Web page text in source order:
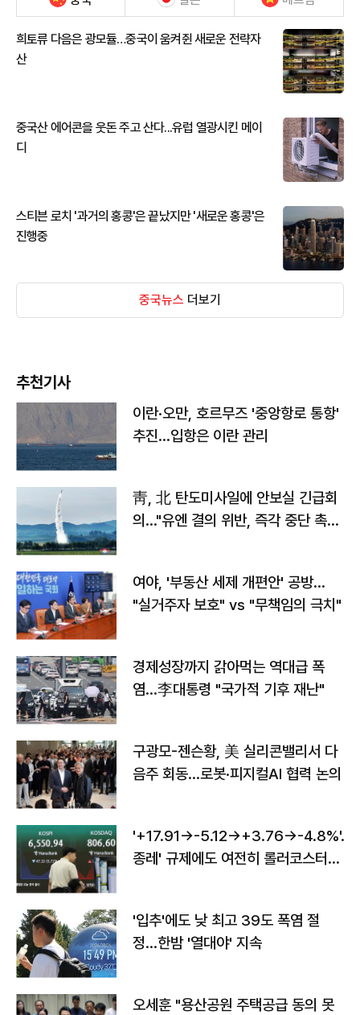
희토류 다음은 광모듈…중국이 움켜쥔 새로운 전략자
산
중국산 에어콘을 웃돈 주고 산다...유럽 열광시킨 메이
디
스티븐 로치 '과거의 홍콩'은 끝났지만 '새로운 홍콩'은
진행중
중국뉴스 더보기
추천기사
이란·오만, 호르무즈 '중앙항로 통항'
추진…입항은 이란 관리
靑, 北 탄도미사일에 안보실 긴급회
의…"유엔 결의 위반, 즉각 중단 촉
여야, '부동산 세제 개편안' 공방…
"실거주자 보호" vs "무책임의 극치"
경제성장까지 갉아먹는 역대급 폭
염…李대통령 "국가적 기후 재난"
구광모-젠슨황, 美 실리콘밸리서 다
음주 회동…로봇·피지컬AI 협력 논의
'+17.91→-5.12→+3.76→-4.8%'…'
종레' 규제에도 여전히 롤러코스터
'입추'에도 낮 최고 39도 폭염 절
정…한밤 '열대야' 지속
오세훈 "용산공원 주택공급 동의 못